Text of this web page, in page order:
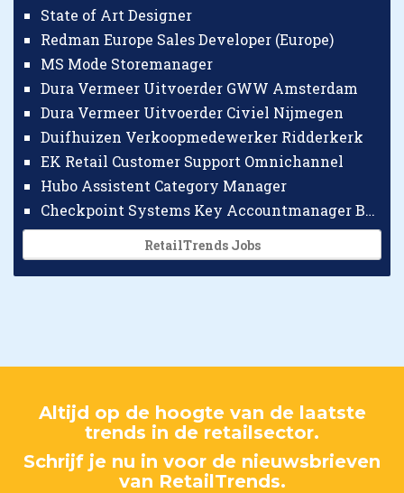
State of Art Designer
Redman Europe Sales Developer (Europe)
MS Mode Storemanager
Dura Vermeer Uitvoerder GWW Amsterdam
Dura Vermeer Uitvoerder Civiel Nijmegen
Duifhuizen Verkoopmedewerker Ridderkerk
EK Retail Customer Support Omnichannel
Hubo Assistent Category Manager
Checkpoint Systems Key Accountmanager Benelux
RetailTrends Jobs
Altijd op de hoogte van de laatste
trends in de retailsector.
Schrijf je nu in voor de nieuwsbrieven
van RetailTrends.